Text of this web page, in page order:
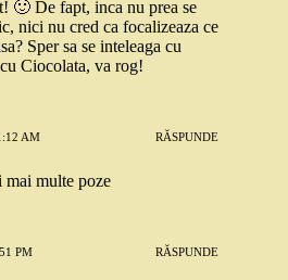
🙂 De fapt, inca nu prea se
nici nu cred ca focalizeaza ce
Sper sa se inteleaga cu
Ciocolata, va rog!
AM RĂSPUNDE
mai multe poze
PM RĂSPUNDE